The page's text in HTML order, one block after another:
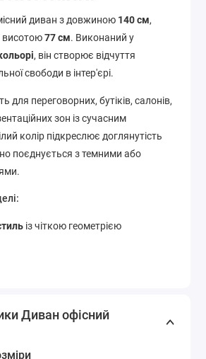
диван з довжиною 140 см,
висотою77 см. Виконаний у
, він створює відчуття
свободи в інтер'єрі.
для переговорних, бутіків, салонів,
зон із сучасним
колір підкреслює доглянутість
поєднується з темними або
із чіткою геометрією
стандарти візуального
Диван офісний